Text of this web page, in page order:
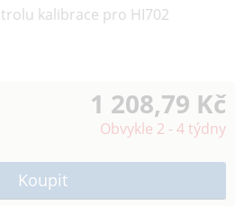
1 208,79 Kč
Obvykle 2 - 4 týdny